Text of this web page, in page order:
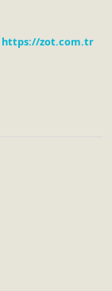
https://zot.com.tr